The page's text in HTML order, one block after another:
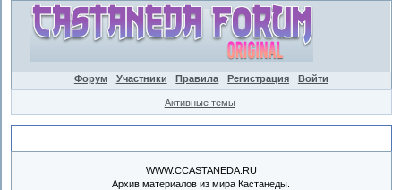
Форум Участники Правила Регистрация Войти
Активные темы
WWW.CCASTANEDA.RU
Архив материалов из мира Кастанеды.